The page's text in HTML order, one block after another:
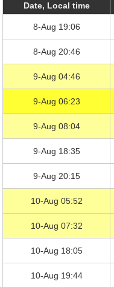
Date, Local time
8-Aug 19:06
8-Aug 20:46
9-Aug 04:46
9-Aug 06:23
9-Aug 08:04
9-Aug 18:35
9-Aug 20:15
10-Aug 05:52
10-Aug 07:32
10-Aug 18:05
10-Aug 19:44